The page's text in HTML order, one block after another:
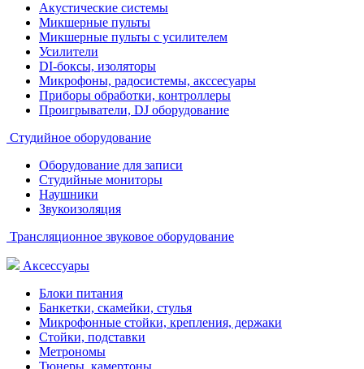
Акустические системы
Микшерные пульты
Микшерные пульты с усилителем
Усилители
DI-боксы, изоляторы
Микрофоны, радосистемы, акссесуары
Приборы обработки, контроллеры
Проигрыватели, DJ оборудование
Студийное оборудование
Оборудование для записи
Студийные мониторы
Наушники
Звукоизоляция
Трансляционное звуковое оборудование
Аксессуары
Блоки питания
Банкетки, скамейки, стулья
Микрофонные стойки, крепления, держаки
Стойки, подставки
Метрономы
Тюнеры, камертоны